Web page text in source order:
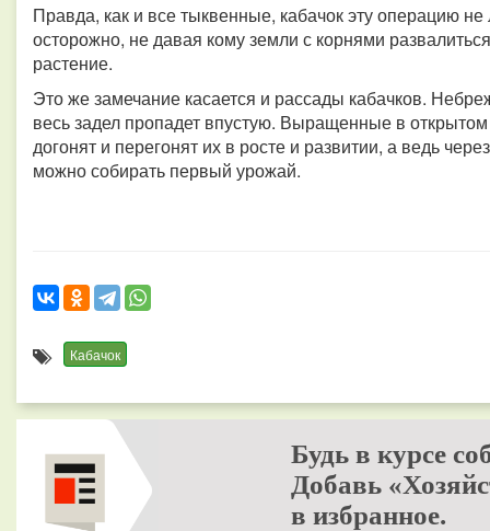
Правда, как и все тыквенные, кабачок эту операцию
осторожно, не давая кому земли с корнями
растение.
Это же замечание касается и рассады кабачков.
весь задел пропадет впустую. Выращенные в
догонят и перегонят их в росте и развитии, а ведь
можно собирать первый урожай.
Кабачок
Будь в курсе
Добавь
в избранное.